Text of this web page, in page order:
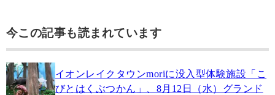
今この記事も読まれています
イオンレイクタウンmoriに没入型体験施設「こ
びとはくぶつかん」、8月12日（水）グランド